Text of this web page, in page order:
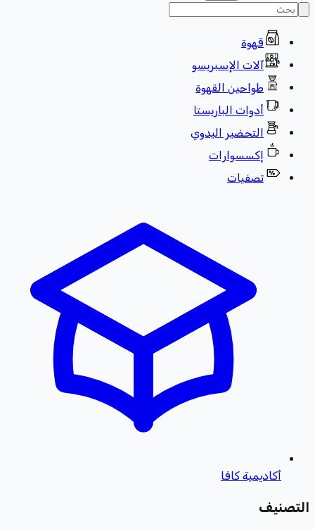
قهوة
آلات الإسبريسو
طواحين القهوة
أدوات الباريستا
التحضير اليدوي
إكسسوارات
تصفيات
أكاديمية كافا
التصنيف